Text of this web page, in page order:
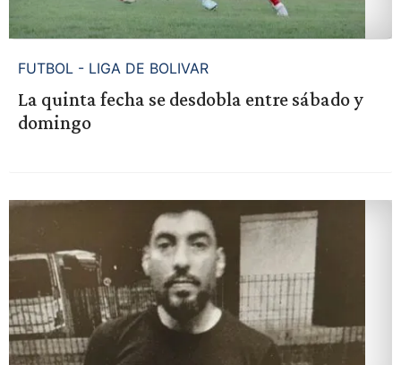
FUTBOL - LIGA DE BOLIVAR
La quinta fecha se desdobla entre sábado y
domingo